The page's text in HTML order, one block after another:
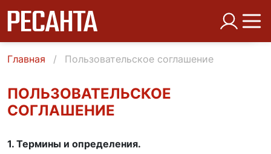
Главная Пользовательское соглашение
ПОЛЬЗОВАТЕЛЬСКОЕ
СОГЛАШЕНИЕ
1. Термины и определения.